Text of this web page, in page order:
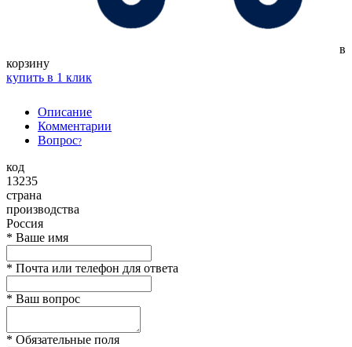
в
корзину
купить в 1 клик
Описание
Комментарии
Вопрос?
код
13235
страна
производства
Россия
* Ваше имя
* Почта или телефон для ответа
* Ваш вопрос
* Обязательные поля